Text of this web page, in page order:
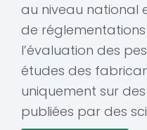
au niveau national
de
l’évaluation des
études des
uniquement sur
publiées par des